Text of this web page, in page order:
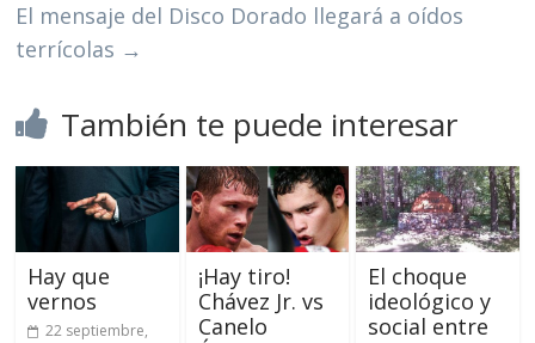
El mensaje del Disco Dorado llegará a oídos
terrícolas →
También te puede interesar
Hay que
vernos
22 septiembre,
¡Hay tiro!
Chávez Jr. vs
Canelo
El choque
ideológico y
social entre